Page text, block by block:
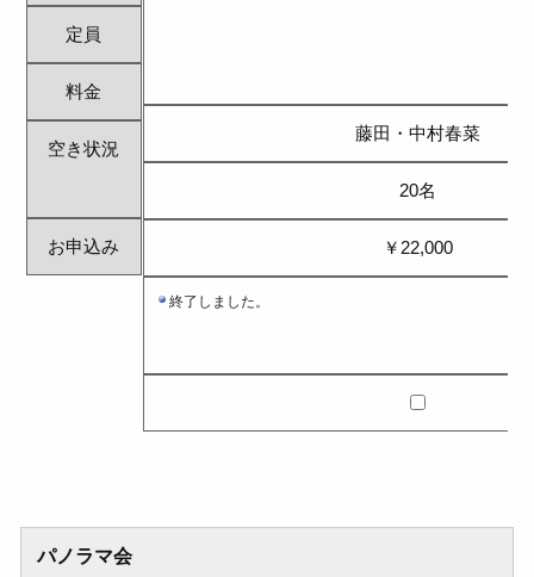
定員
料金
空き状況
お申込み
藤田・中村春菜
20名
￥22,000
パノラマ会